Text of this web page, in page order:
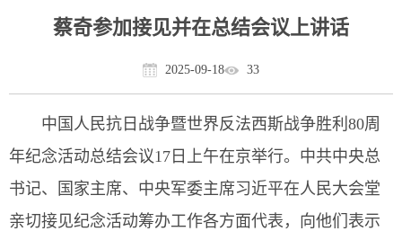
蔡奇参加接见并在总结会议上讲话
2025-09-18 33
中国人民抗日战争暨世界反法西斯战争胜利80周
年纪念活动总结会议17日上午在京举行。中共中央总
书记、国家主席、中央军委主席习近平在人民大会堂
亲切接见纪念活动筹办工作各方面代表，向他们表示